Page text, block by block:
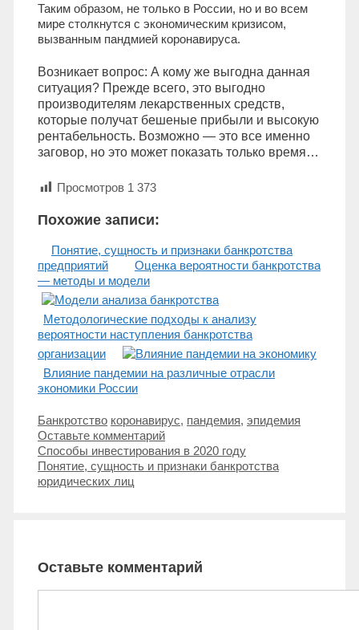
Таким образом, не только в России, но и во всем
мире столкнутся с экономическим кризисом,
вызванным пандмией коронавируса.
Возникает вопрос: А кому же выгодна данная
ситуация? Прежде всего, это выгодно
производителям лекарственных средств,
которые получат бешеные прибыли и высокую
рентабельность. Возможно — это все именно
заговор, но это может показать только время…
Просмотров 1 373
Похожие записи:
Понятие, сущность и признаки банкротства
предприятий
Оценка вероятности банкротства
— методы и модели
Методологические подходы к анализу
вероятности наступления банкротства
организации
Влияние пандемии на различные отрасли
экономики России
Рубрики
Банкротство Метки
коронавирус, пандемия, эпидемия
Оставьте комментарий
Навигация
записи
Способы инвестирования в 2020 году
Понятие, сущность и признаки банкротства
юридических лиц
Оставьте комментарий